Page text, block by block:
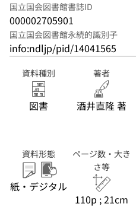
国立国会図書館書誌ID
000002705901
国立国会図書館永続的識別子
info:ndljp/pid/14041565
資料種別
図書
著者
酒井直隆 著
資料形態
紙・デジタル
ページ数・大き
さ等
110p ; 21cm